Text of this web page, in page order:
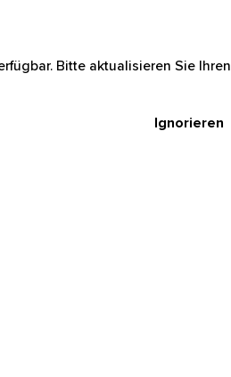
Bitte aktualisieren Sie Ihren
Ignorieren